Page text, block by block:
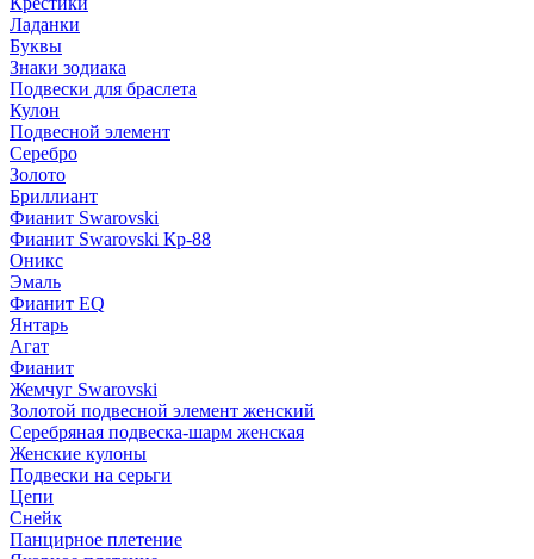
Ладанки
Буквы
Знаки зодиака
Подвески для браслета
Кулон
Подвесной элемент
Серебро
Золото
Бриллиант
Фианит Swarovski
Фианит Swarovski Кр-88
Оникс
Эмаль
Фианит EQ
Янтарь
Агат
Фианит
Жемчуг Swarovski
Золотой подвесной элемент женcкий
Серебряная подвеска-шарм женская
Женские кулоны
Подвески на серьги
Цепи
Снейк
Панцирное плетение